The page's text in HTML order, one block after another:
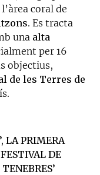
coral de
. Es tracta
una alta
per 16
objectius,
de les Terres de
LA PRIMERA
DE